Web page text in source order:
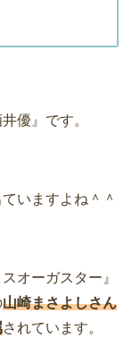
優』です。
いますよね＾＾
オーガスター』
山崎まさよしさん
されています。